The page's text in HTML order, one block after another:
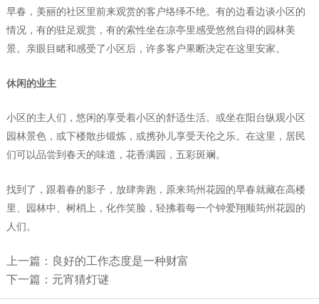
早春，美丽的社区里前来观赏的客户络绎不绝。有的边看边谈小区的
情况，有的驻足观赏，有的索性坐在凉亭里感受悠然自得的园林美
景。亲眼目睹和感受了小区后，许多客户果断决定在这里安家。
休闲的业主
小区的主人们，悠闲的享受着小区的舒适生活。或坐在阳台纵观小区
园林景色，或下楼散步锻炼，或携孙儿享受天伦之乐。在这里，居民
们可以品尝到春天的味道，花香满园，五彩斑斓。
找到了，跟着春的影子，放肆奔跑，原来筠州花园的早春就藏在高楼
里、园林中、树梢上，化作笑脸，轻拂着每一个钟爱翔顺筠州花园的
人们。
上一篇：良好的工作态度是一种财富
下一篇：元宵猜灯谜